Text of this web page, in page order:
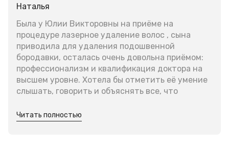
Наталья
Была у Юлии Викторовны на приёме на
процедуре лазерное удаление волос , сына
приводила для удаления подошвенной
бородавки, осталась очень довольна приёмом:
профессионализм и квалификация доктора на
высшем уровне. Хотела бы отметить её умение
слышать, говорить и объяснять все, что
от неизвестности . Приятная атмосфера и
милые администраторы дополнили общие
Читать полностью